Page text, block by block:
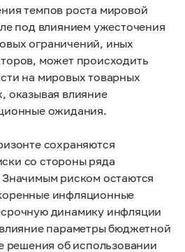
темпов роста мировой
под влиянием ужесточения
ограничений, иных
может происходить
на мировых товарных
оказывая влияние
ожидания.
сохраняются
со стороны ряда
риском остаются
инфляционные
динамику инфляции
параметры бюджетной
решения об использовании